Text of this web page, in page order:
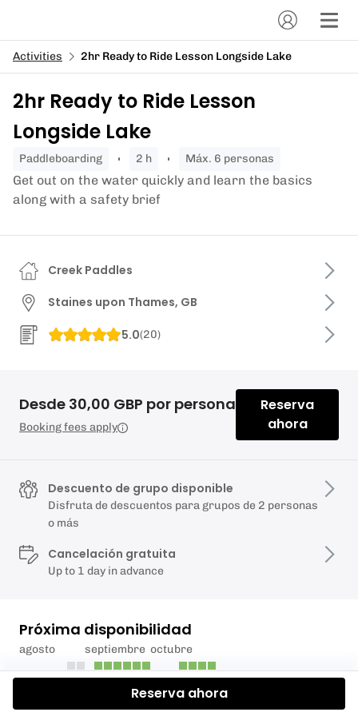
Activities 2hr Ready to Ride Lesson Longside Lake
2hr Ready to Ride Lesson
Longside Lake
paddleboarding 2 h Máx. 6 personas
Get out on the water quickly and learn the basics
along with a safety brief
Creek Paddles
Staines upon Thames, GB
5.0(20)
Desde 30,00 GBP por persona
Booking fees apply
Reserva
ahora
Descuento de grupo disponible
Disfruta de descuentos para grupos de 2 personas
o más
Cancelación gratuita
Up to 1 day in advance
Próxima disponibilidad
agosto septiembre octubre
Reserva ahora